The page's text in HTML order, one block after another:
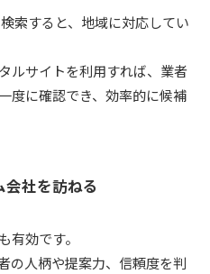
索すると、地域に対応してい
ルサイトを利用すれば、業者
度に確認でき、効率的に候補
社を訪ねる
有効です。
の人柄や提案力、信頼度を判